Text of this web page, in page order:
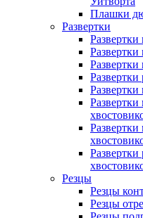
Плашки
Развертки
Развертки
Развертки
Развертки
Резцы
Резцы
Резцы